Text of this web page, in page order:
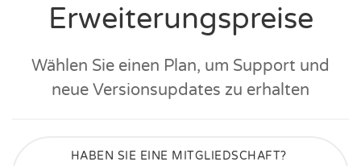
Erweiterungspreise
Wählen Sie einen Plan, um Support und
neue Versionsupdates zu erhalten
HABEN SIE EINE MITGLIEDSCHAFT?